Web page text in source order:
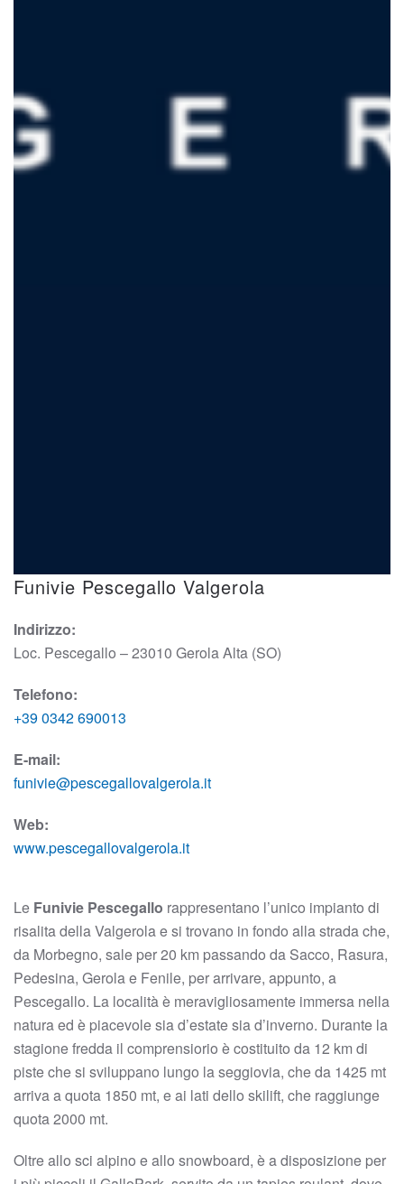
Funivie Pescegallo Valgerola
Indirizzo:
Loc. Pescegallo – 23010 Gerola Alta (SO)
Telefono:
+39 0342 690013
E-mail:
funivie@pescegallovalgerola.it
Web:
www.pescegallovalgerola.it
Le Funivie Pescegallo rappresentano l’unico impianto di
risalita della Valgerola e si trovano in fondo alla strada che,
da Morbegno, sale per 20 km passando da Sacco, Rasura,
Pedesina, Gerola e Fenile, per arrivare, appunto, a
Pescegallo. La località è meravigliosamente immersa nella
natura ed è piacevole sia d’estate sia d’inverno. Durante la
stagione fredda il comprensiorio è costituito da 12 km di
piste che si sviluppano lungo la seggiovia, che da 1425 mt
arriva a quota 1850 mt, e ai lati dello skilift, che raggiunge
quota 2000 mt.
Oltre allo sci alpino e allo snowboard, è a disposizione per